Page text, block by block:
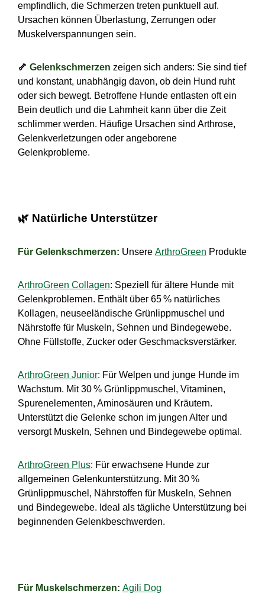
empfindlich, die Schmerzen treten punktuell auf.
Ursachen können Überlastung, Zerrungen oder
Muskelverspannungen sein.
🦴 Gelenkschmerzen zeigen sich anders: Sie sind tief
und konstant, unabhängig davon, ob dein Hund ruht
oder sich bewegt. Betroffene Hunde entlasten oft ein
Bein deutlich und die Lahmheit kann über die Zeit
schlimmer werden. Häufige Ursachen sind Arthrose,
Gelenkverletzungen oder angeborene
Gelenkprobleme.
🌿 Natürliche Unterstützer
Für Gelenkschmerzen: Unsere ArthroGreen Produkte
ArthroGreen Collagen: Speziell für ältere Hunde mit
Gelenkproblemen. Enthält über 65% natürliches
Kollagen, neuseel ändische Grünlippmuschel und
Nährstoffe für Muskeln, Sehnen und Bindegewebe.
Ohne Fü llstoffe, Zucker oder Geschmacksverstärker.
ArthroGreen Junior: Für Welpen und junge Hunde im
Wachstum. Mit 30% Grünlippmuschel, Vitaminen,
Spurenelementen, Aminosäuren und Kräutern.
Unterstützt die Gelenke schon im jungen Alter und
versorgt Muskeln, Sehnen und Bindegewebe optimal.
ArthroGreen Plus: Für erwachsene Hunde zur
allgemeinen Gelenkunterstützung. Mit 30%
Grünlippmuschel, Nährstoffen für Muskeln, Sehnen
und Bindegewebe. Ideal als tägliche Unterstützung bei
beginnenden Gelenkbeschwerden.
Für Muskelschmerzen: Agili Dog